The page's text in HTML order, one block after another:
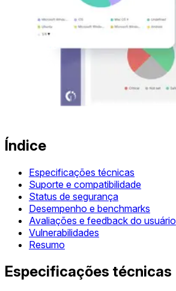
Índice
Especificações técnicas
Suporte e compatibilidade
Status de segurança
Desempenho e benchmarks
Avaliações e feedback do usuário
Vulnerabilidades
Resumo
Especificações técnicas